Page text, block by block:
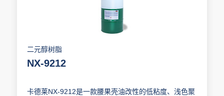
二元醇树脂
NX-9212
卡德莱NX-9212是一款腰果壳油改性的低粘度、浅色聚